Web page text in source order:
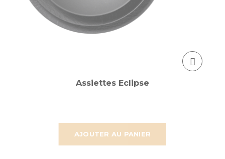
AJOUTER AU PANIER
Assiettes Eclipse